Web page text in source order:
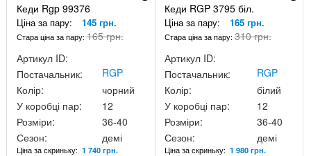
Кеди Rgp 99376
Ціна за пару: 145 грн.
Стара ціна за пару:165 грн.
Артикул ID:
Постачальник:
RGP
Колір:
чорний
У коробці пар:
12
Розміри:
36-40
Сезон:
демі
Ціна за скриньку: 1 740 грн.
Кеди RGP 3795 біл.
Ціна за пару: 165 грн.
Стара ціна за пару:310 грн.
Артикул ID:
Постачальник:
RGP
Колір:
білий
У коробці пар:
12
Розміри:
36-40
Сезон:
демі
Ціна за скриньку:1 980 грн.